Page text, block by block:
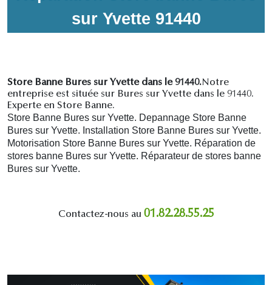
sur Yvette 91440
Store Banne Bures sur Yvette dans le 91440.Notre
entreprise est située sur Bures sur Yvette dans le 91440.
Experte en Store Banne.
Store Banne Bures sur Yvette. Depannage Store Banne
Bures sur Yvette. Installation Store Banne Bures sur Yvette.
Motorisation Store Banne Bures sur Yvette. Réparation de
stores banne Bures sur Yvette. Réparateur de stores banne
Bures sur Yvette.
Contactez-nous au 01.82.28.55.25